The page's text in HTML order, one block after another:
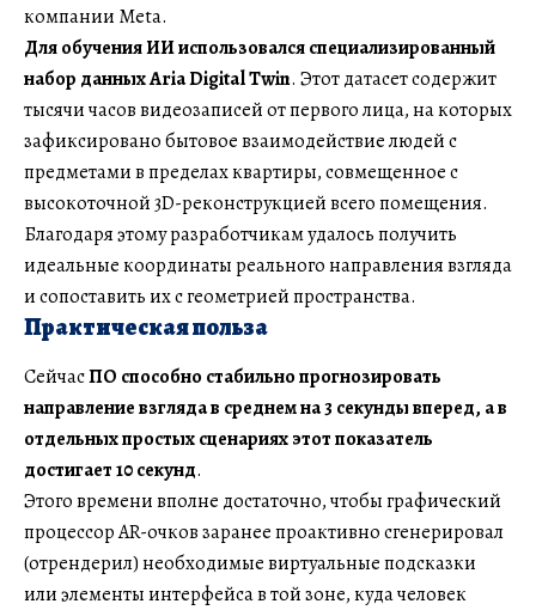
компании Meta.
Для обучения ИИ использовался специализированный
набор данных Aria Digital Twin. Этот датасет содержит
тысячи часов видеозаписей от первого лица, на которых
зафиксировано бытовое взаимодействие людей с
предметами в пределах квартиры, совмещенное с
высокоточной 3D-реконструкцией всего помещения.
Благодаря этому разработчикам удалось получить
идеальные координаты реального направления взгляда
и сопоставить их с геометрией пространства.
Практическая польза
СейчасПО способно стабильно прогнозировать
направление взгляда в среднем на 3 секунды вперед, а в
отдельных простых сценариях этот показатель
достигает 10 секунд.
Этого времени вполне достаточно, чтобы графический
процессор AR-очков заранее проактивно сгенерировал
(отрендерил) необходимые виртуальные подсказки
или элементы интерфейса в той зоне, куда человек